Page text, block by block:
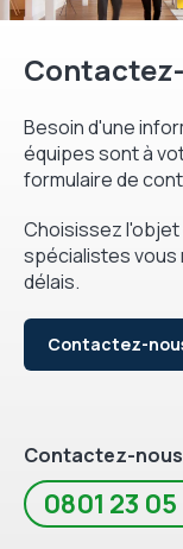
Besoin d'une
équipes sont à
formulaire de
Choisissez l'objet
spécialistes
délais.
Contactez-
Contactez-
0801 23